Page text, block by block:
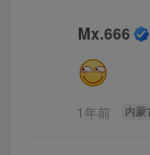
Mx.666
1年前 内蒙